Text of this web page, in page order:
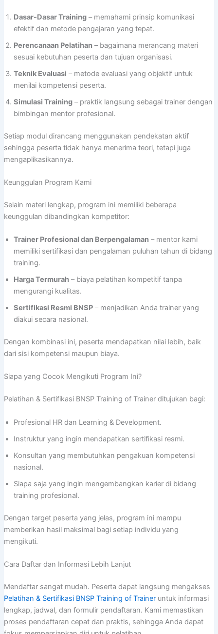
Dasar-Dasar Training– memahami prinsip komunikasi
efektif dan metode pengajaran yang tepat.
Perencanaan Pelatihan– bagaimana merancang materi
sesuai kebutuhan peserta dan tujuan organisasi.
Teknik Evaluasi – metode evaluasi yang objektif untuk
menilai kompetensi peserta.
Simulasi Training– praktik langsung sebagai trainer dengan
bimbingan mentor profesional.
Setiap modul dirancang menggunakan pendekatan aktif
sehingga peserta tidak hanya menerima teori, tetapi juga
mengaplikasikannya.
Keunggulan Program Kami
Selain materi lengkap, program ini memiliki beberapa
keunggulan dibandingkan kompetitor:
Trainer Profesional dan Berpengalaman– mentor kami
memiliki sertifikasi dan pengalaman puluhan tahun di bidang
training.
Harga Termurah– biaya pelatihan kompetitif tanpa
mengurangi kualitas.
Sertifikasi Resmi BNSP– menjadikan Anda trainer yang
diakui secara nasional.
Dengan kombinasi ini, peserta mendapatkan nilai lebih, baik
dari sisi kompetensi maupun biaya.
Siapa yang Cocok Mengikuti Program Ini?
Pelatihan & Sertifikasi BNSP Training of Trainer ditujukan bagi:
Profesional HR dan Learning & Development.
Instruktur yang ingin mendapatkan sertifikasi resmi.
Konsultan yang membutuhkan pengakuan kompetensi
nasional.
Siapa saja yang ingin mengembangkan karier di bidang
training profesional.
Dengan target peserta yang jelas, program ini mampu
memberikan hasil maksimal bagi setiap individu yang
mengikuti.
Cara Daftar dan Informasi Lebih Lanjut
Mendaftar sangat mudah. Peserta dapat langsung mengakses
Pelatihan & Sertifikasi BNSP Training of Traineruntuk informasi
lengkap, jadwal, dan formulir pendaftaran. Kami memastikan
proses pendaftaran cepat dan praktis, sehingga Anda dapat